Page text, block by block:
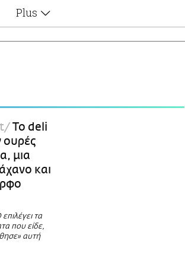
Plus
Οι Αθηναίοι
Απώλειες
Lgbtqi+
Επιλογές
Το deli
ουρές
μια
και
τα
που είδε,
αυτή